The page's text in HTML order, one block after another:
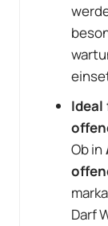
Ob in
Darf